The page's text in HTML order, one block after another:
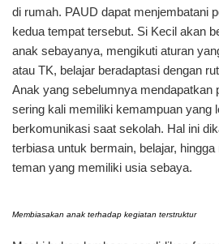
di rumah. PAUD dapat menjembatani
kedua tempat tersebut. Si Kecil akan
anak sebayanya, mengikuti aturan
atau TK, belajar beradaptasi dengan
Anak yang sebelumnya mendapatkan
sering kali memiliki kemampuan yang
berkomunikasi saat sekolah. Hal ini
terbiasa untuk bermain, belajar,
teman yang memiliki usia sebaya.
Membiasakan anak terhadap kegiatan terstruktur